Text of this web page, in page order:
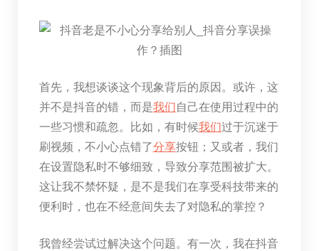
首先，我想谈谈这个现象背后的原因。或许，这
并不是抖音的错，而是我们自己在使用过程中的
一些习惯和疏忽。比如，有时候我们过于沉迷于
刷视频，不小心点错了分享按钮；又或者，我们
在设置隐私时不够细致，导致分享范围被扩大。
这让我不禁怀疑，是不是我们在享受科技带来的
便利时，也在不经意间失去了对隐私的掌控？
我曾经尝试过解决这个问题。有一次，我在抖音